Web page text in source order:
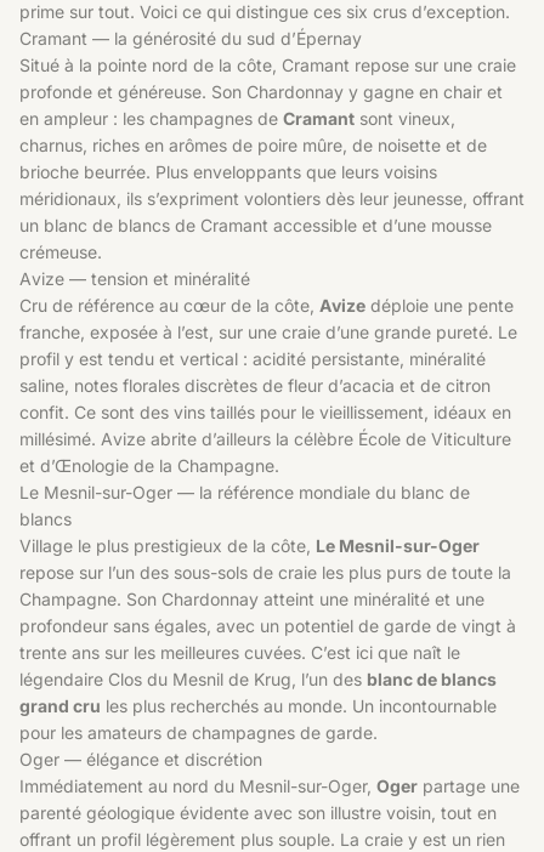
prime sur tout. Voici ce qui distingue ces six crus d’exception.
Cramant — la générosité du sud d’Épernay
Situé à la pointe nord de la côte, Cramant repose sur une craie
profonde et généreuse. Son Chardonnay y gagne en chair et
en ampleur : les champagnes de Cramant sont vineux,
charnus, riches en arômes de poire mûre, de noisette et de
brioche beurrée. Plus enveloppants que leurs voisins
méridionaux, ils s’expriment volontiers dès leur jeunesse, offrant
un blanc de blancs de Cramant accessible et d’une mousse
crémeuse.
Avize — tension et minéralité
Cru de référence au cœur de la côte, Avize déploie une pente
franche, exposée à l’est, sur une craie d’une grande pureté. Le
profil y est tendu et vertical : acidité persistante, minéralité
saline, notes florales discrètes de fleur d’acacia et de citron
confit. Ce sont des vins taillés pour le vieillissement, idéaux en
millésimé. Avize abrite d’ailleurs la célèbre École de Viticulture
et d’Œnologie de la Champagne.
Le Mesnil-sur-Oger — la référence mondiale du blanc de
blancs
Village le plus prestigieux de la côte, Le Mesnil-sur-Oger
repose sur l’un des sous-sols de craie les plus purs de toute la
Champagne. Son Chardonnay atteint une minéralité et une
profondeur sans égales, avec un potentiel de garde de vingt à
trente ans sur les meilleures cuvées. C’est ici que naît le
légendaire Clos du Mesnil de Krug, l’un des blanc de blancs
grand cru les plus recherchés au monde. Un incontournable
pour les amateurs de champagnes de garde.
Oger — élégance et discrétion
Immédiatement au nord du Mesnil-sur-Oger, Oger partage une
parenté géologique évidente avec son illustre voisin, tout en
offrant un profil légèrement plus souple. La craie y est un rien